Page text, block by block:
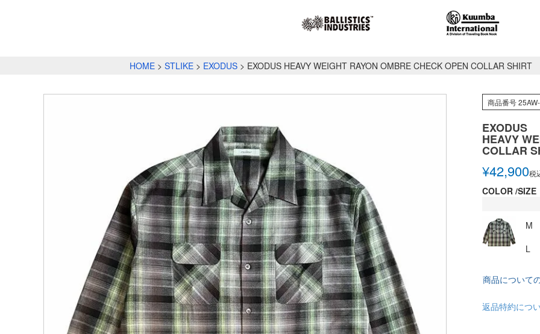
HOME STLIKE EXODUS EXODUS HEAVY WEIGHT RAYON OMBRE CHECK OPEN COLLAR SHIRT
商品番号
EXODUS
HEAVY
COLLAR
¥42,900税
COLOR SIZE
M
L
商品について
返品特約につ